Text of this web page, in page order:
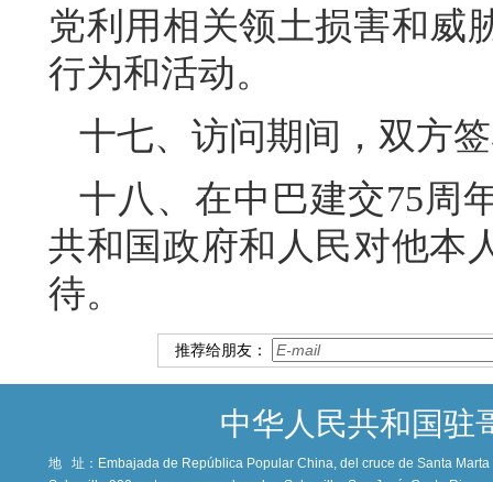
党利用相关领土损害和威
行为和活动。
十七、访问期间，双方
十八、在中巴建交75周
共和国政府和人民对他本
待。
推荐给朋友：
中华人民共和国驻
地 址： Embajada de República Popular China, del cruce de Santa